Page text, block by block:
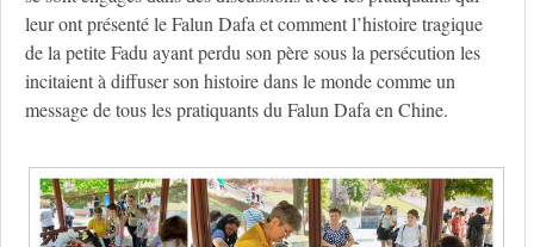
leur ont présenté le Falun Dafa et comment l’histoire tragique
de la petite Fadu ayant perdu son père sous la persécution les
incitaient à diffuser son histoire dans le monde comme un
message de tous les pratiquants du Falun Dafa en Chine.